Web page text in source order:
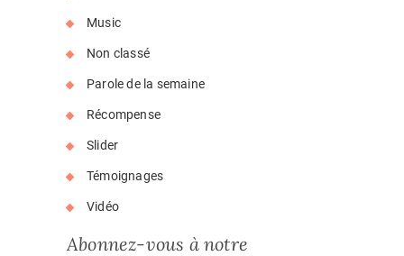
Music
Non classé
Parole de la semaine
Récompense
Slider
Témoignages
Vidéo
Abonnez-vous à notre